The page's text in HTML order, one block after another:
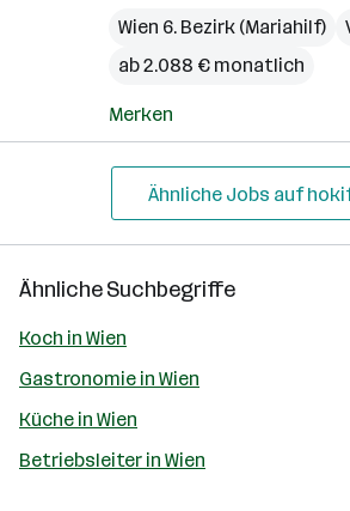
Wien 6. Bezirk (Mariahilf)
ab 2.088 € monatlich
Merken
Ähnliche Jobs auf
Ähnliche Suchbegriffe
Koch in Wien
Gastronomie in Wien
Küche in Wien
Betriebsleiter in Wien